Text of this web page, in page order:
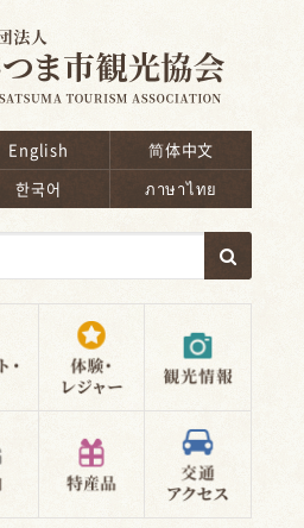
English
简体中文
한국어 ภาษาไทย